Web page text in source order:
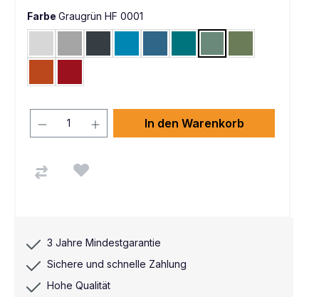
Farbe Graugrün HF 0001
In den Warenkorb
3 Jahre Mindestgarantie
Sichere und schnelle Zahlung
Hohe Qualität